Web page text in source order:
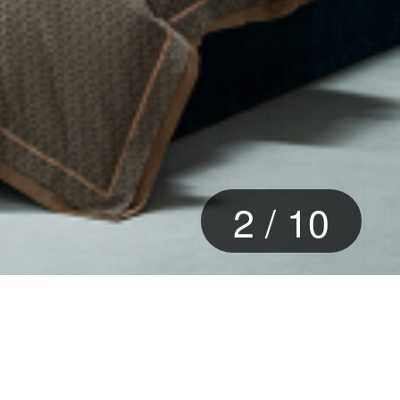
3 / 10